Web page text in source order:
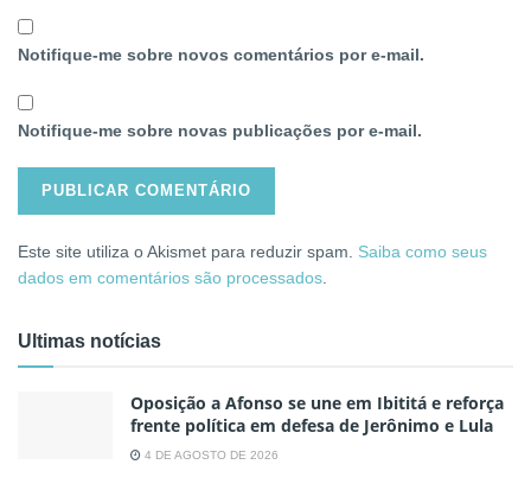
Notifique-me sobre novos comentários por e-mail.
Notifique-me sobre novas publicações por e-mail.
Este site utiliza o Akismet para reduzir spam. Saiba como seus
dados em comentários são processados
Ultimas notícias
Oposição a Afonso se une em Ibititá e reforça
frente política em defesa de Jerônimo e Lula
4 DE AGOSTO DE 2026